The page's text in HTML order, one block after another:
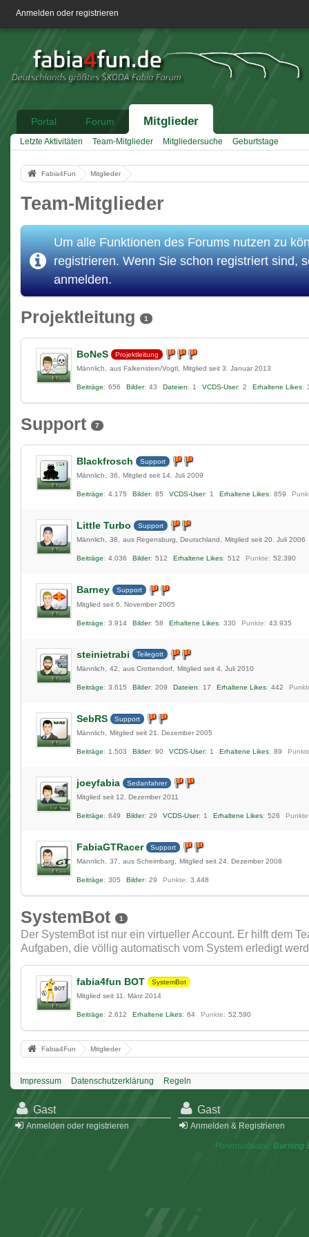
Anmelden oder registrieren
Portal Forum Mitglieder
Letzte Aktivitäten Team-Mitglieder Mitgliedersuche Geburtstage
Fabia4Fun Mitglieder
Team-Mitglieder
Um alle Funktionen des Forums nutzen zu
registrieren. Wenn Sie schon registriert sind,
anmelden.
Projektleitung 1
BoNeS
Projektleitung
Männlich
aus Falkenstein/Vogtl Mitglied seit 3. Januar 2013
Beiträge 656 Bilder 43 Dateien 1 VCDS-User 2 Erhaltene Likes
Support 7
Blackfrosch
Support
Männlich
36 Mitglied seit 14. Juli 2009
Beiträge 4.175 Bilder 85 VCDS-User 1 Erhaltene Likes 859
Little Turbo
Support
Männlich
38 aus Regensburg, Deutschland Mitglied seit 20. Juli 2006
Beiträge 4.036 Bilder 512 Erhaltene Likes 512 Punkte 52.390
Barney
Support
Mitglied seit 6. November 2005
Beiträge 3.914 Bilder 58 Erhaltene Likes 330 Punkte 43.935
steinietrabi
Teilegott
Männlich
42 aus Crottendorf Mitglied seit 4. Juli 2010
Beiträge 3.615 Bilder 209 Dateien 17 Erhaltene Likes 442
SebRS
Support
Männlich
Mitglied seit 21. Dezember 2005
Beiträge 1.503 Bilder 90 VCDS-User 1 Erhaltene Likes 89
joeyfabia
Sedanfahrer
Mitglied seit 12. Dezember 2011
Beiträge 649 Bilder 29 VCDS-User 1 Erhaltene Likes 526 Punkte
FabiaGTRacer
Support
Männlich
37 aus Scheimbarg Mitglied seit 24. Dezember 2008
Beiträge 305 Bilder 29 Punkte 3.448
SystemBot 1
Der SystemBot ist nur ein virtueller Account. Er hilft dem
Aufgaben, die völlig automatisch vom System erledigt
fabia4fun BOT
SystemBot
Mitglied seit 11. März 2014
Beiträge 2.612 Erhaltene Likes 64 Punkte 52.590
Fabia4Fun Mitglieder
Impressum Datenschutzerklärung Regeln
Gast
Anmelden oder registrieren
Gast
Anmelden & Registrieren
Forensoftware: Burning